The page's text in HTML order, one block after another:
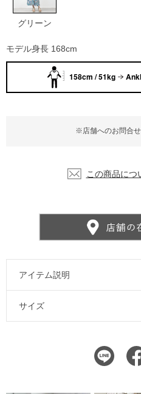
※店舗へのお問合
グリーン
この商品につ
モデル身長 168cm
アイテム説明
サイズ
158cm / 51kg